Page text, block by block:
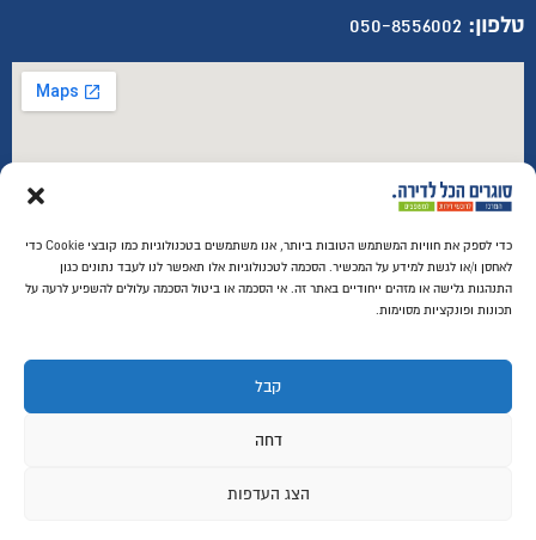
כדי לספק את חוויות המשתמש הטובות ביותר, אנו משתמשים בטכנולוגיות כמו קובצי Cookie כדי
לאחסן ו/או לגשת למידע על המכשיר. הסכמה לטכנולוגיות אלו תאפשר לנו לעבד נתונים כגון
התנהגות גלישה או מזהים ייחודיים באתר זה. אי הסכמה או ביטול הסכמה עלולים להשפיע לרעה על
תכונות ופונקציות מסוימות.
קבל
דחה
הצג העדפות
טלפון: 050-8556002
החשבון שלי
התחבר
למה אנחנו?